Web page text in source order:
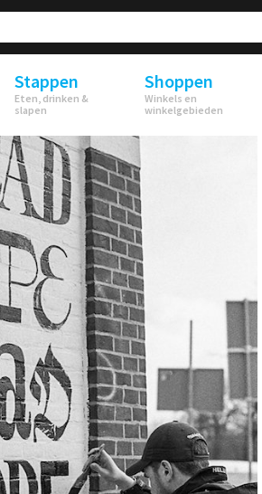
Stappen
Eten, drinken &
slapen
Shoppen
Winkels en
winkelgebieden